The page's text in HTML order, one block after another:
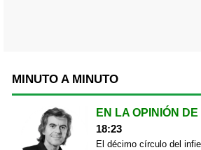
MINUTO A MINUTO
EN LA OPINIÓN DE
18:23
El décimo círculo del